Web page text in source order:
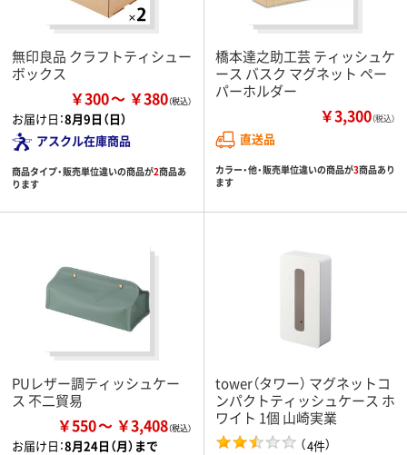
無印良品 クラフトティシュー
ボックス
￥300 ￥380
お届け日：8月9日（日）
アスクル在庫商品
商品タイプ・販売単位違いの商品が2商品あ
ります
橋本達之助工芸 ティッシュケ
ース バスク マグネット ペー
パーホルダー
￥3,300（税込）
直送品
カラー・他・販売単位違いの商品が3商品あり
ます
PUレザー調ティッシュケー
ス 不二貿易
￥550 ￥3,408
お届け日：8月24日（月）まで
tower（タワー） マグネットコ
ンパクトティッシュケース ホ
ワイト 1個 山崎実業
（4件）